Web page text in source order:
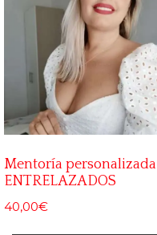
Mentoría personalizada
ENTRELAZADOS
40,00€